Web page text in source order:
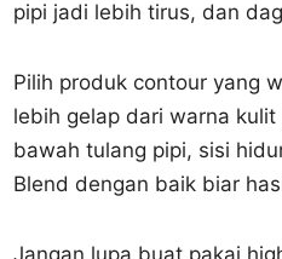
pipi jadi lebih tirus, dan
Pilih produk contour yang
lebih gelap dari warna
bawah tulang pipi, sisi
Blend dengan baik biar
Jangan lupa buat pakai